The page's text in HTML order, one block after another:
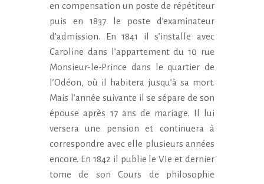
en compensation un poste de répétiteur
puis en 1837 le poste d’examinateur
d’admission. En 1841 il s’installe avec
Caroline dans l’appartement du 10 rue
Monsieur-le-Prince dans le quartier de
l’Odéon, où il habitera jusqu’à sa mort.
Mais l’année suivante il se sépare de son
épouse après 17 ans de mariage. Il lui
versera une pension et continuera à
correspondre avec elle plusieurs années
encore. En 1842 il publie le VIe et dernier
tome de son Cours de philosophie